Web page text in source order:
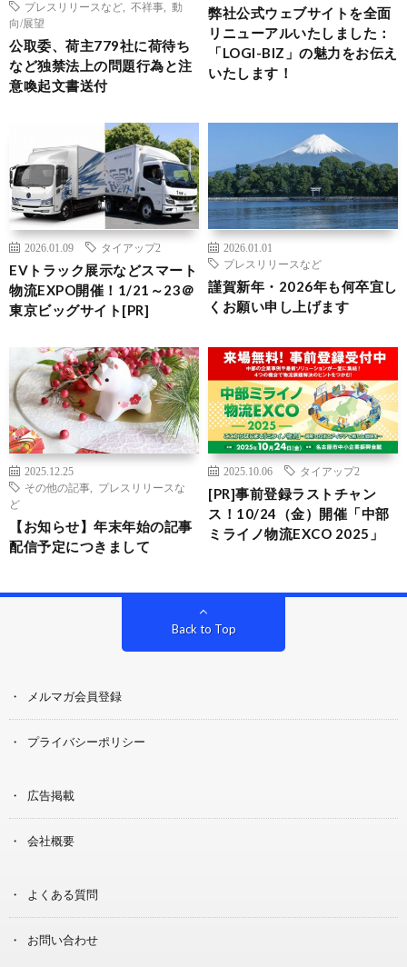
プレスリリースなど
不祥事
動
向/展望
公取委、荷主779社に荷待ち
など独禁法上の問題行為と注
意喚起文書送付
弊社公式ウェブサイトを全面
リニューアルいたしました：
「LOGI-BIZ」の魅力をお伝え
いたします！
2026.01.09 タイアップ2
EVトラック展示などスマート
物流EXPO開催！1/21～23＠
東京ビッグサイト[PR]
2026.01.01
プレスリリースなど
謹賀新年・2026年も何卒宜し
くお願い申し上げます
2025.12.25
その他の記事
プレスリリースな
ど
【お知らせ】年末年始の記事
配信予定につきまして
2025.10.06 タイアップ2
[PR]事前登録ラストチャン
ス！10/24（金）開催「中部
ミライノ物流EXCO 2025」
Back to Top
メルマガ会員登録
プライバシーポリシー
広告掲載
会社概要
よくある質問
お問い合わせ